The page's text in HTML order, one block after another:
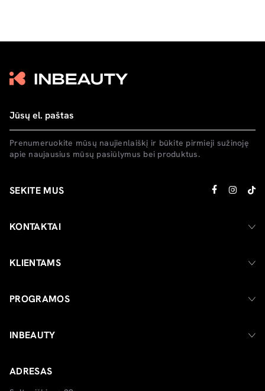
Prenumeruokite mūsų naujienlaiškį ir būkite pirmieji sužinoję
apie naujausius mūsų pasiūlymus bei produktus.
SEKITE MUS
KONTAKTAI
KLIENTAMS
PROGRAMOS
INBEAUTY
ADRESAS